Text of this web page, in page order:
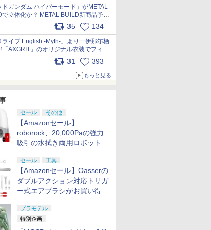
nszPIDTpbg
ドガンダム ハイパーモード」がMETAL
で立体化か？ METAL BUILD新商品予告
が公開 pic.x.com/HIcLLIM3ar35 134
ライブ English -Myth-」より一伊那尓栖
「AXGRIT」のオリジナル衣装でフィギ
ュア化 pic.x.com/YMGhdIAzNa
31 393
もっと見る
セール その他
【Amazonセール】
roborock、20,000Paの強力
吸引の水拭き両用ロボット掃
除機「Qrevo Curv 2 Flow」
がお買い得！
セール 工具
【Amazonセール】Oasserの
ダブルアクション対応トリガ
ー式エアブラシがお買い得価
格で登場！
プラモデル
特別企画